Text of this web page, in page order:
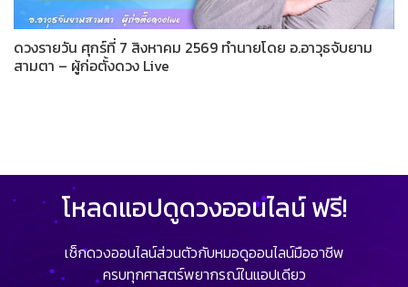
ดวงรายวัน ศุกร์ที่ 7 สิงหาคม 2569 ทำนายโดย อ.อาวุธจับยาม
สามตา – ผู้ก่อตั้งดวง Live
โหลดแอปดูดวงออนไลน์ ฟรี!
เช็กดวงออนไลน์ส่วนตัวกับหมอดูออนไลน์มืออาชีพ
ครบทุกศาสตร์พยากรณ์ในแอปเดียว